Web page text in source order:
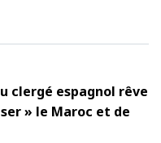
clergé espagnol rêve
» le Maroc et de